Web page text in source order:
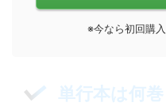
※今なら初回購
単行本は何